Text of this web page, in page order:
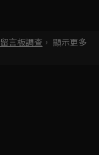
留言板調查 ， 顯示更多